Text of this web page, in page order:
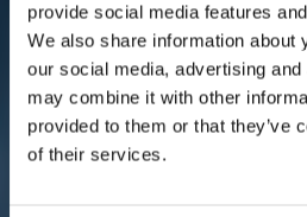
provide social media features
We also share information about
our social media, advertising
may combine it with other
provided to them or that they’ve
of their services.